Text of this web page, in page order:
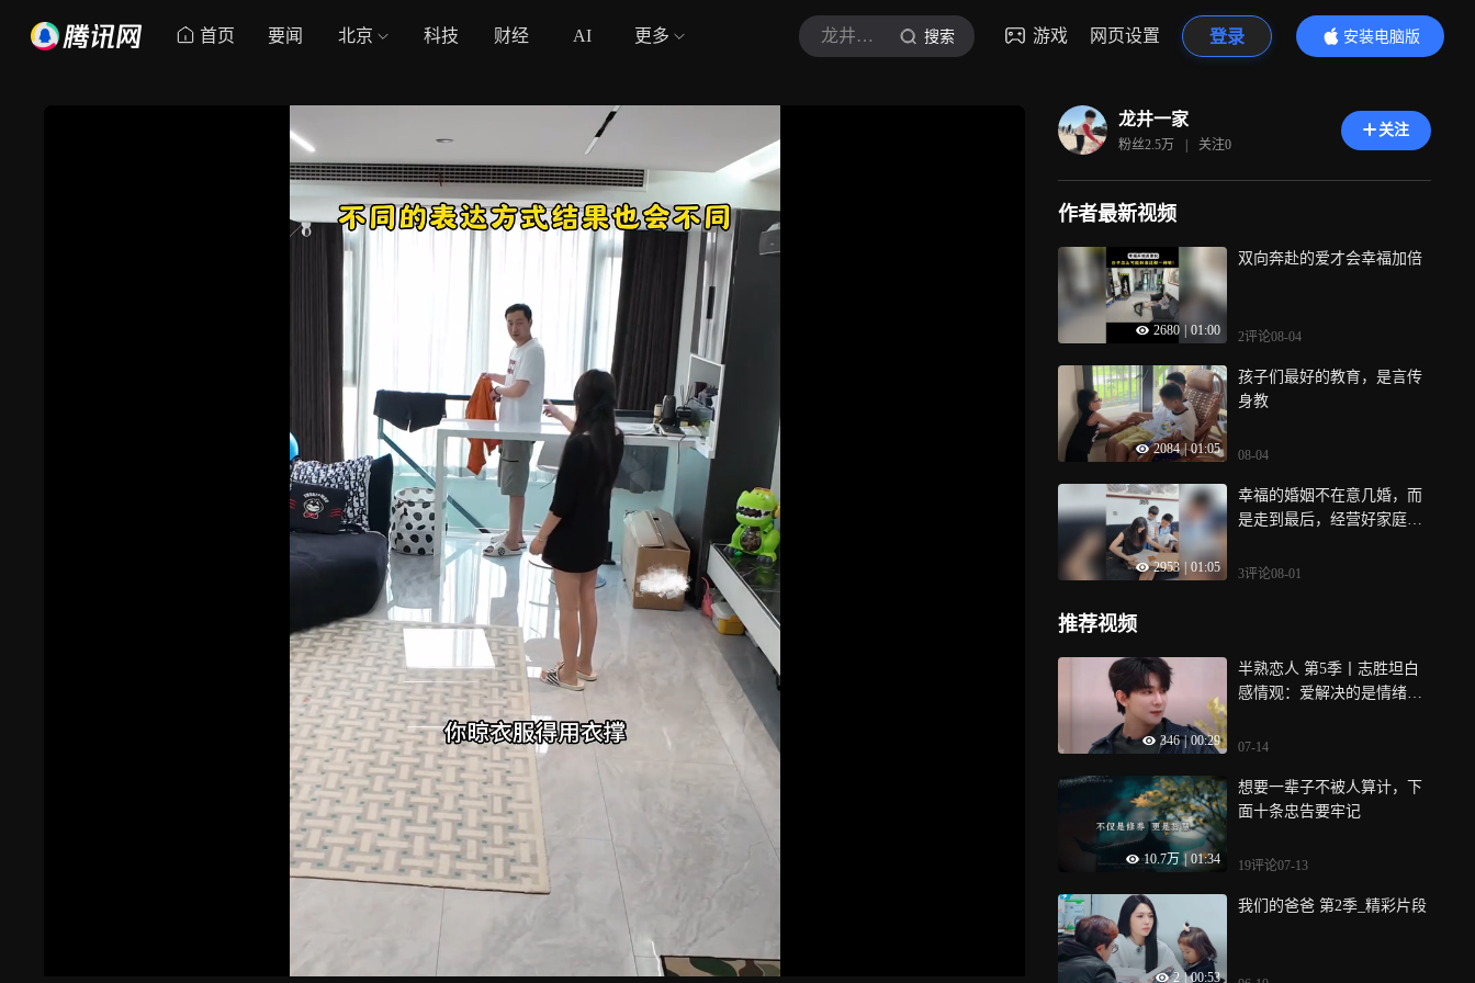
首页 要闻 北京 科技 财经 AI 更多 龙井一家 搜索 游戏 网页设置 登录
安装电脑版
内容更精彩
龙井一家
粉丝2.5万 | 关注0
关注
作者最新视频
2680 01:00
双向奔赴的爱才会幸福加倍
2评论08-04
2084 | 01:05
孩子们最好的教育，是言传
身教
08-04
2953 | 01:05
幸福的婚姻不在意几婚，而
是走到最后，经营好家庭那
3评论08-01
推荐视频
346 | 00:29
半熟恋人 第5季丨志胜坦白
感情观：爱解决的是情绪问
07-14
10.7万 | 01:34
想要一辈子不被人算计，下
面十条忠告要牢记
19评论07-13
2 | 00:53
我们的爸爸 第2季_精彩片段